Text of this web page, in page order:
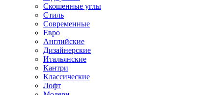
Скошенные углы
Стиль
Современные
Евро
Английские
Дизайнерские
Итальянские
Кантри
Классические
Лофт